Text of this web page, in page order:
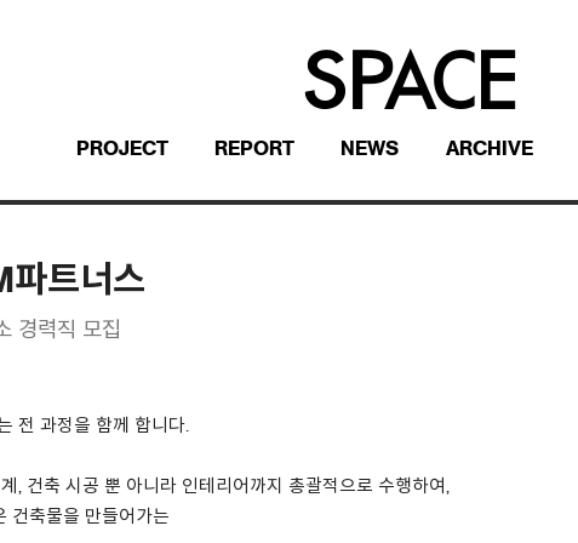
PROJECT REPORT NEWS ARCHIVE
파트너스
경력직 모집
전 과정을 함께 합니다.
, 건축 시공 뿐 아니라 인테리어까지 총괄적으로 수행하여,
건축물을 만들어가는